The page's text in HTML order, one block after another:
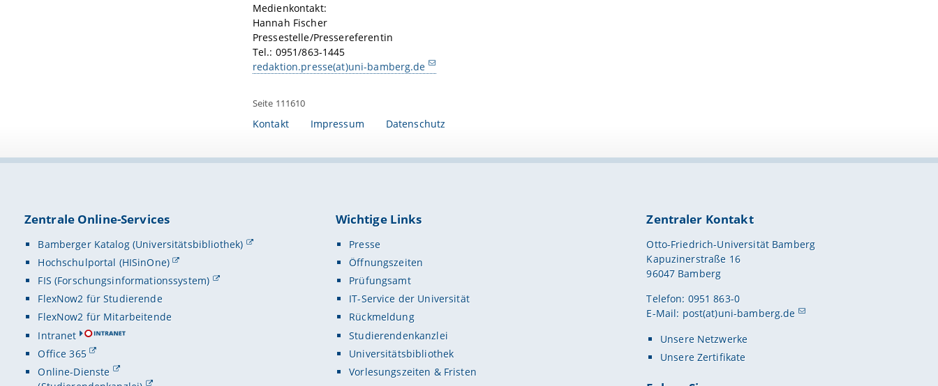
Medienkontakt:
Hannah Fischer
Pressestelle/Pressereferentin
Tel.: 0951/863-1445
redaktion.presse(at)uni-bamberg.de
Seite 111610
Kontakt Impressum Datenschutz
Zentrale Online-Services
Bamberger Katalog (Universitätsbibliothek)
Hochschulportal (HISinOne)
FIS (Forschungsinformationssystem)
FlexNow2 für Studierende
FlexNow2 für Mitarbeitende
Intranet
Office 365
Online-Dienste
Wichtige Links
Presse
Öffnungszeiten
Prüfungsamt
IT-Service der Universität
Rückmeldung
Studierendenkanzlei
Universitätsbibliothek
Vorlesungszeiten & Fristen
Zentraler Kontakt
Otto-Friedrich-Universität Bamberg
Kapuzinerstraße 16
96047 Bamberg
Telefon: 0951 863-0
E-Mail: post(at)uni-bamberg.de
Unsere Netzwerke
Unsere Zertifikate